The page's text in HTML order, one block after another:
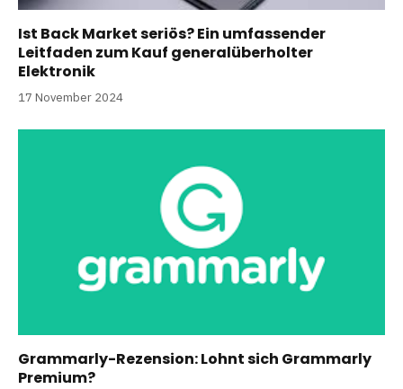
Ist Back Market seriös? Ein umfassender
Leitfaden zum Kauf generalüberholter
Elektronik
17 November 2024
Grammarly-Rezension: Lohnt sich Grammarly
Premium?